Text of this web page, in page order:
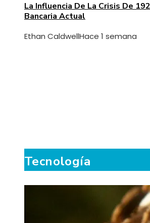
La Influencia De La Crisis De
Bancaria Actual
Ethan CaldwellHace 1 semana
Tecnología